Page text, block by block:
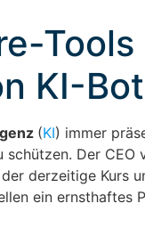
KI-
(KI) immer
Der
derzeitige
ein ernsthaftes